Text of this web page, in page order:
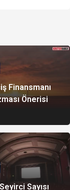
Finansmanı
Önerisi
Sayısı